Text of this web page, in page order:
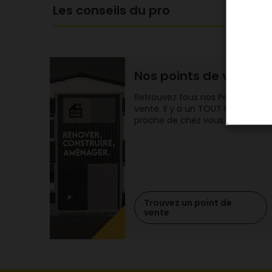
Les conseils du pro
Nos points de vente
Retrouvez tous nos Points de
vente. Il y a un TOUT FAIRE
proche de chez vous !
Trouvez un point de
vente